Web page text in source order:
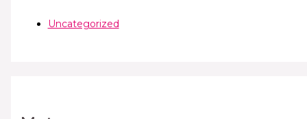
Uncategorized